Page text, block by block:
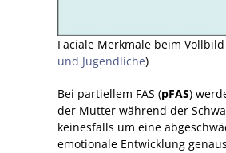
Faciale Merkmale beim
und Jugendliche)
Bei partiellem FAS (pFAS)
der Mutter während der
keinesfalls um eine
emotionale Entwicklung